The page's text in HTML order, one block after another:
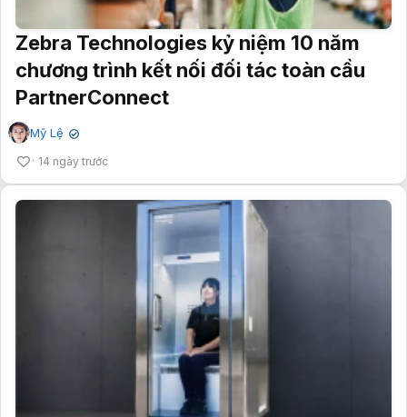
Zebra Technologies kỷ niệm 10 năm
chương trình kết nối đối tác toàn cầu
PartnerConnect
Mỹ Lệ ✔
14 ngày trước